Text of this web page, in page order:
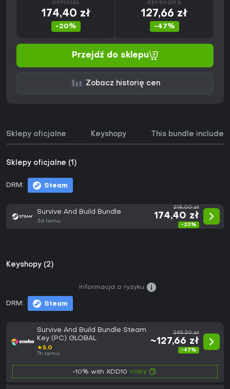
OFFICIAL
174,40 zł
-20%
KEYSHOPS
127,66 zł
-47%
Przejdź do sklepu
Zobacz historię cen
Sklepy oficjalne Keyshopy This bundle includes
Sklepy oficjalne (1)
DRM: Steam
Survive And Build Bundle
3d temu
218,00 zł
174,40 zł
-20%
Keyshopy (2)
DRM: Steam
Informacja o ryzyku:
Survive And Build Bundle Steam
Key (PC) GLOBAL
★5.0
7h temu
245,30 zł
~127,66 zł
-47%
-10% with XDD10 copy